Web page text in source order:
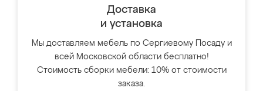
Доставка
и установка
Мы доставляем мебель по Сергиевому Посаду и
всей Московской области бесплатно!
Стоимость сборки мебели: 10% от стоимости
заказа.